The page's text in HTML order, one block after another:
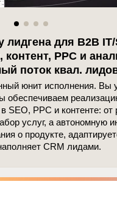
Marketing.
от
формируется на
юнит исполнения. Вы
обеспечиваем
SEO, PPC и контенте: от
услуг, а автономную
о продукте,
CRM лидами.
лидгена для B2B IT/
PPC и
поток квал.